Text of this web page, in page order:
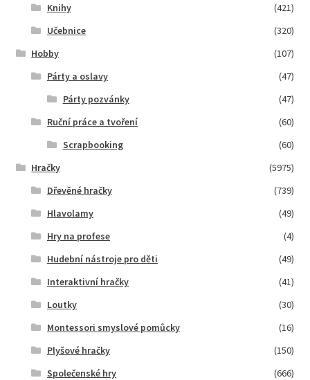
Knihy
(421)
Učebnice
(320)
Hobby
(107)
Párty a oslavy
(47)
Párty pozvánky
(47)
Ruční práce a tvoření
(60)
Scrapbooking
(60)
Hračky
(5975)
Dřevěné hračky
(739)
Hlavolamy
(49)
Hry na profese
(4)
Hudební nástroje pro děti
(49)
Interaktivní hračky
(41)
Loutky
(30)
Montessori smyslové pomůcky
(16)
Plyšové hračky
(150)
Společenské hry
(666)